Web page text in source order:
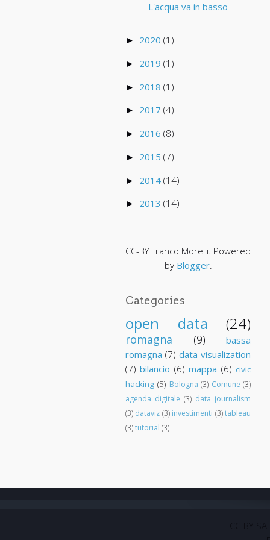
L'acqua va in basso
► 2020 (1)
► 2019 (1)
► 2018 (1)
► 2017 (4)
► 2016 (8)
► 2015 (7)
► 2014 (14)
► 2013 (14)
CC-BY Franco Morelli. Powered
by Blogger.
Categories
open data (24)
romagna (9)
bassa
romagna (7) data visualization
(7) bilancio (6) mappa (6) civic
hacking (5) Bologna (3) Comune (3)
agenda digitale (3) data journalism
(3) dataviz (3) investimenti (3) tableau
(3)tutorial (3)